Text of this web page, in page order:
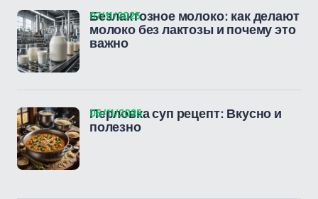
Безлактозное молоко: как делают
молоко без лактозы и почему это
важно
07/11/2025
Перловка суп рецепт: Вкусно и
полезно
06/11/2025